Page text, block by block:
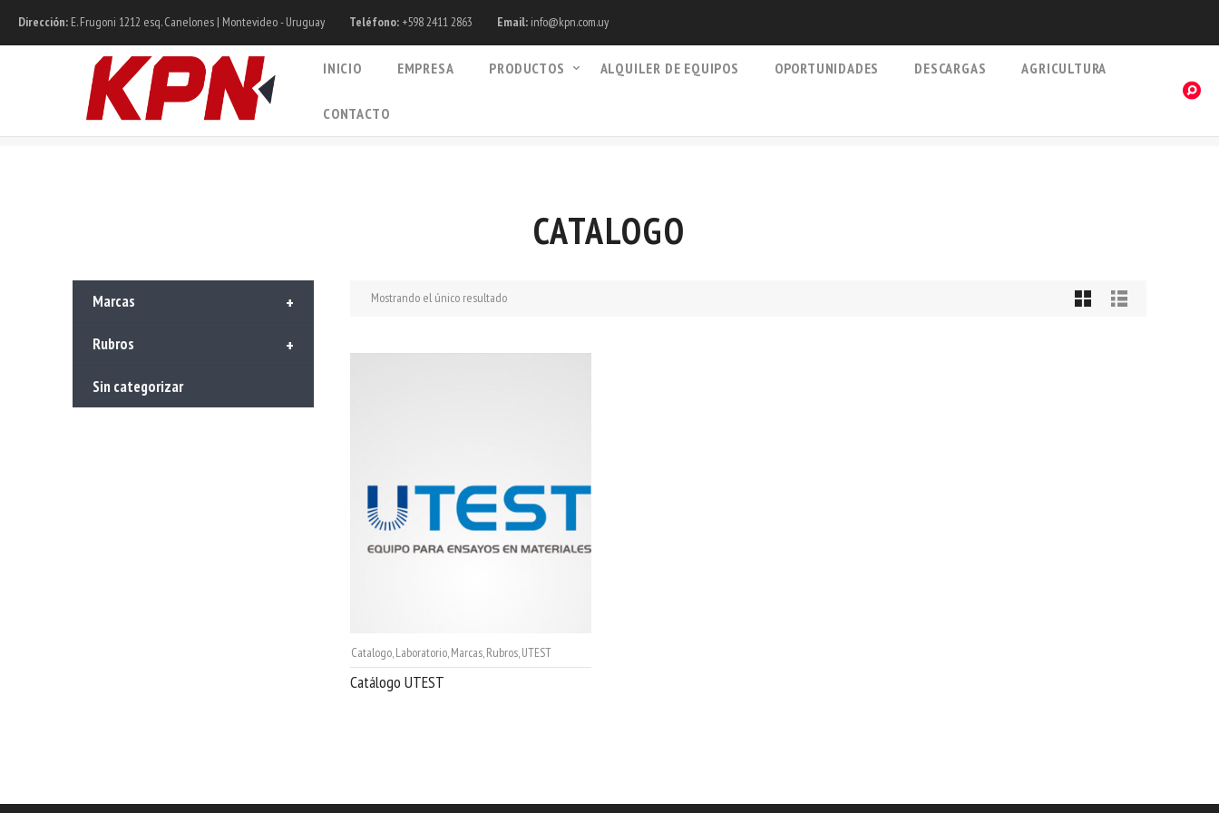
Dirección: E. Frugoni 1212 esq. Canelones | Montevideo - Uruguay Teléfono: +598 2411 2863 Email: info@kpn.com.uy
INICIO EMPRESA PRODUCTOS ALQUILER DE EQUIPOS OPORTUNIDADES DESCARGAS AGRICULTURA
CONTACTO
CATALOGO
Mostrando el único resultado
Catalogo,Laboratorio,Marcas,Rubros,UTEST
Catálogo UTEST
+
Marcas
+
Rubros
Sin categorizar